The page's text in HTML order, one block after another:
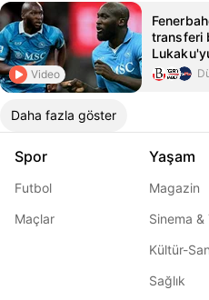
Video
transferi
Daha fazla göster
Spor
Futbol
Maçlar
Yaşam
Magazin
Sinema &
Kültür-
Sağlık